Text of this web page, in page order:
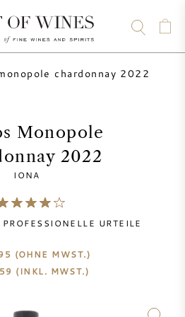
chardonnay 2022
Monopole
2022
IONA
PROFESSIONELLE URTEILE
(OHNE MWST.)
(INKL. MWST.)